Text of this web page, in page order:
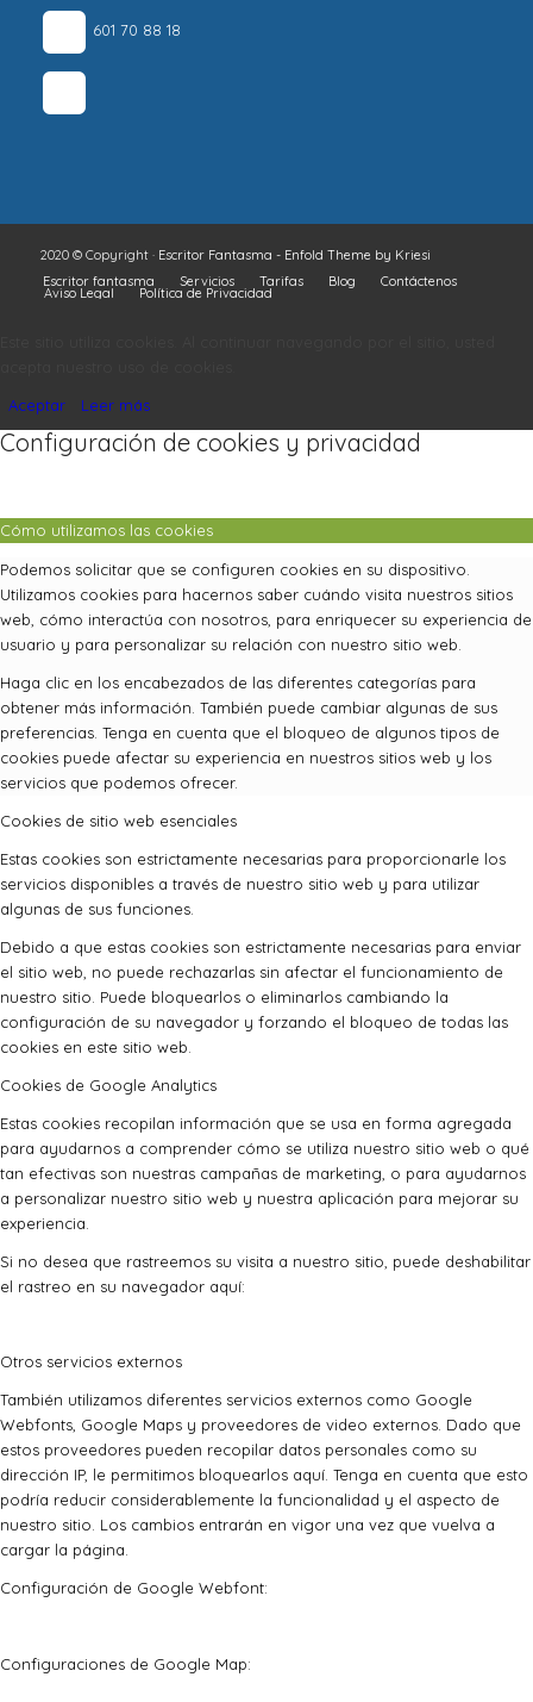
601 70 88 18
2020 © Copyright · Escritor Fantasma - Enfold Theme by Kriesi
Escritor fantasma
Servicios Tarifas Blog Contáctenos
Aviso Legal Política de Privacidad
Aceptar Leer más
Configuración de cookies y privacidad
Cómo utilizamos las cookies
Podemos solicitar que se configuren cookies en su dispositivo.
Utilizamos cookies para hacernos saber cuándo visita nuestros sitios
web, cómo interactúa con nosotros, para enriquecer su experiencia de
usuario y para personalizar su relación con nuestro sitio web.
Haga clic en los encabezados de las diferentes categorías para
obtener más información. También puede cambiar algunas de sus
preferencias. Tenga en cuenta que el bloqueo de algunos tipos de
cookies puede afectar su experiencia en nuestros sitios web y los
servicios que podemos ofrecer.
Cookies de sitio web esenciales
Estas cookies son estrictamente necesarias para proporcionarle los
servicios disponibles a través de nuestro sitio web y para utilizar
algunas de sus funciones.
Debido a que estas cookies son estrictamente necesarias para enviar
el sitio web, no puede rechazarlas sin afectar el funcionamiento de
nuestro sitio. Puede bloquearlos o eliminarlos cambiando la
configuración de su navegador y forzando el bloqueo de todas las
cookies en este sitio web.
Cookies de Google Analytics
Estas cookies recopilan información que se usa en forma agregada
para ayudarnos a comprender cómo se utiliza nuestro sitio web o qué
tan efectivas son nuestras campañas de marketing, o para ayudarnos
a personalizar nuestro sitio web y nuestra aplicación para mejorar su
experiencia.
Si no desea que rastreemos su visita a nuestro sitio, puede deshabilitar
el rastreo en su navegador aquí:
Otros servicios externos
También utilizamos diferentes servicios externos como Google
Webfonts, Google Maps y proveedores de video externos. Dado que
estos proveedores pueden recopilar datos personales como su
dirección IP, le permitimos bloquearlos aquí. Tenga en cuenta que esto
podría reducir considerablemente la funcionalidad y el aspecto de
nuestro sitio. Los cambios entrarán en vigor una vez que vuelva a
cargar la página.
Configuración de Google Webfont:
Configuraciones de Google Map: